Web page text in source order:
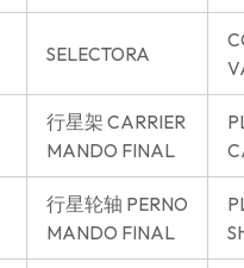
SELECTORA
行星架 CARRIER
MANDO FINAL
行星轮轴 PERNO
MANDO FINAL